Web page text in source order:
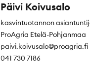
Päivi Koivusalo
kasvintuotannon
ProAgria Etelä-Pohjanmaa
paivi.koivusalo@proagria.fi
041 730 7186